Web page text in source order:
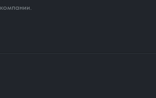
компании.